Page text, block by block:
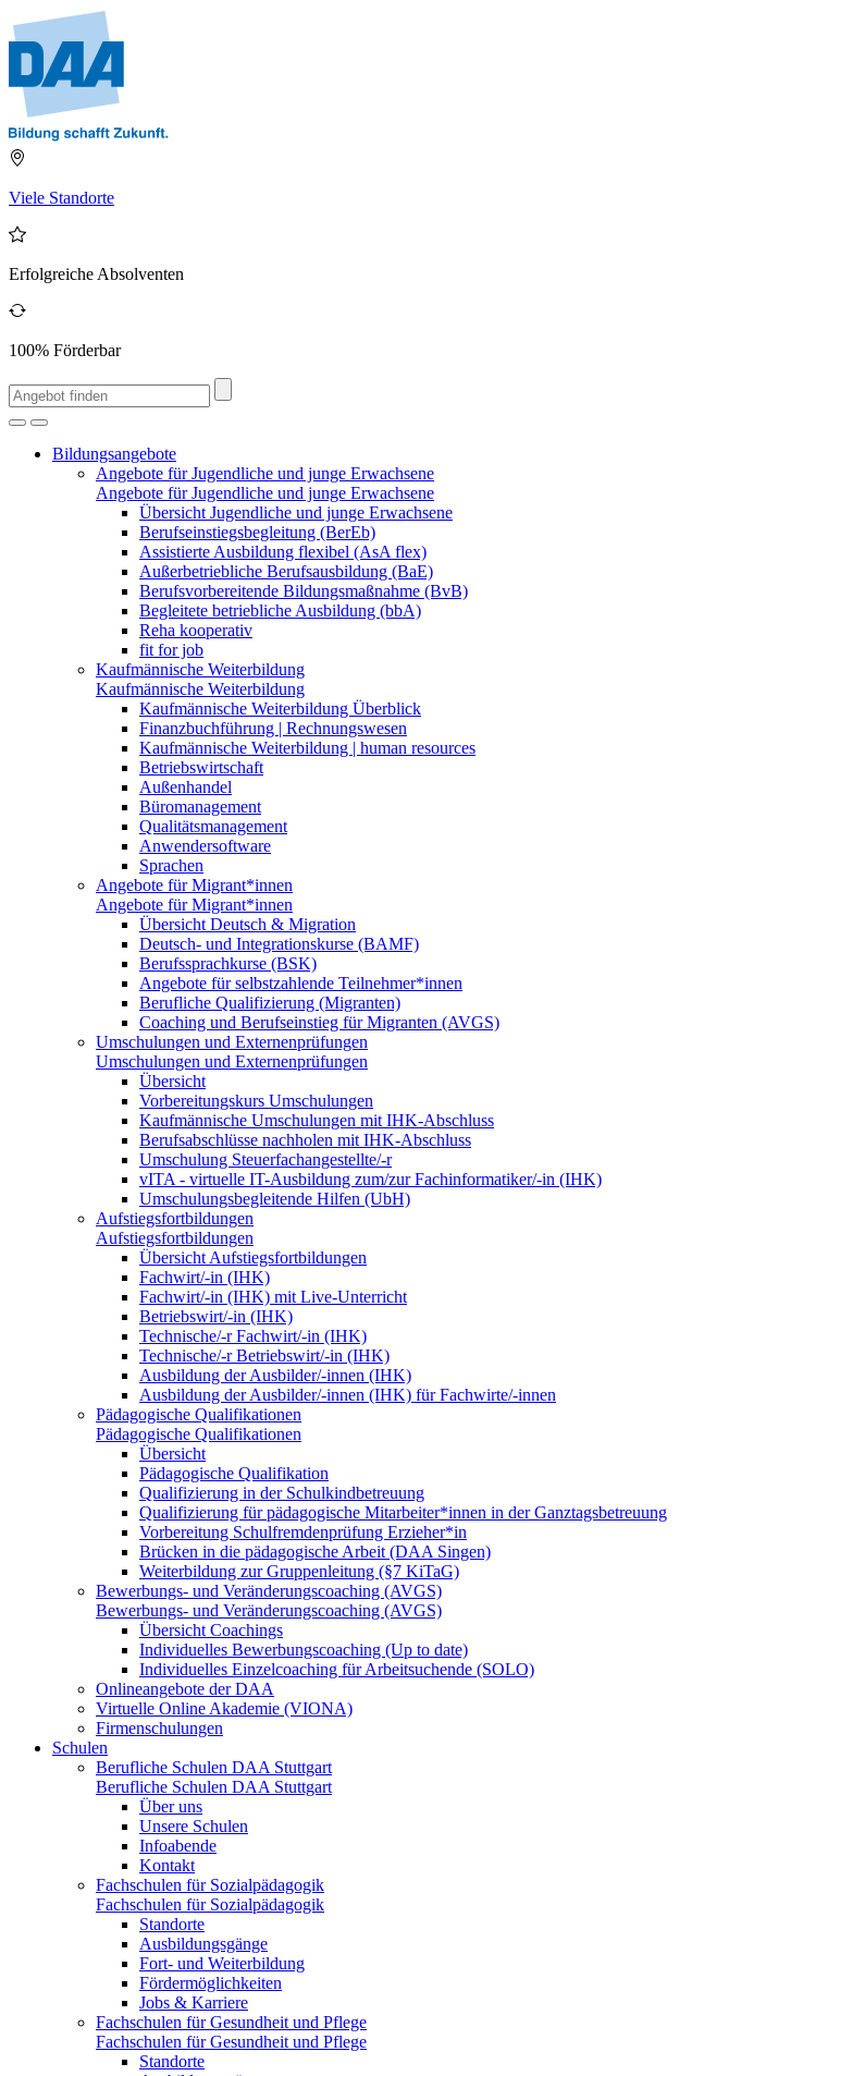
Viele Standorte
Erfolgreiche Absolventen
100% Förderbar
Bildungsangebote
Angebote für Jugendliche und junge Erwachsene
Angebote für Jugendliche und junge Erwachsene
Übersicht Jugendliche und junge Erwachsene
Berufseinstiegsbegleitung (BerEb)
Assistierte Ausbildung flexibel (AsA flex)
Außerbetriebliche Berufsausbildung (BaE)
Berufsvorbereitende Bildungsmaßnahme (BvB)
Begleitete betriebliche Ausbildung (bbA)
Reha kooperativ
fit for job
Kaufmännische Weiterbildung
Kaufmännische Weiterbildung
Kaufmännische Weiterbildung Überblick
Finanzbuchführung | Rechnungswesen
Kaufmännische Weiterbildung | human resources
Betriebswirtschaft
Außenhandel
Büromanagement
Qualitätsmanagement
Anwendersoftware
Sprachen
Angebote für Migrant*innen
Angebote für Migrant*innen
Übersicht Deutsch & Migration
Deutsch- und Integrationskurse (BAMF)
Berufssprachkurse (BSK)
Angebote für selbstzahlende Teilnehmer*innen
Berufliche Qualifizierung (Migranten)
Coaching und Berufseinstieg für Migranten (AVGS)
Umschulungen und Externenprüfungen
Umschulungen und Externenprüfungen
Übersicht
Vorbereitungskurs Umschulungen
Kaufmännische Umschulungen mit IHK-Abschluss
Berufsabschlüsse nachholen mit IHK-Abschluss
Umschulung Steuerfachangestellte/-r
vITA - virtuelle IT-Ausbildung zum/zur Fachinformatiker/-in (IHK)
Umschulungsbegleitende Hilfen (UbH)
Aufstiegsfortbildungen
Aufstiegsfortbildungen
Übersicht Aufstiegsfortbildungen
Fachwirt/-in (IHK)
Fachwirt/-in (IHK) mit Live-Unterricht
Betriebswirt/-in (IHK)
Technische/-r Fachwirt/-in (IHK)
Technische/-r Betriebswirt/-in (IHK)
Ausbildung der Ausbilder/-innen (IHK)
Ausbildung der Ausbilder/-innen (IHK) für Fachwirte/-innen
Pädagogische Qualifikationen
Pädagogische Qualifikationen
Übersicht
Pädagogische Qualifikation
Qualifizierung in der Schulkindbetreuung
Qualifizierung für pädagogische Mitarbeiter*innen in der Ganztagsbetreuung
Vorbereitung Schulfremdenprüfung Erzieher*in
Brücken in die pädagogische Arbeit (DAA Singen)
Weiterbildung zur Gruppenleitung (§7 KiTaG)
Bewerbungs- und Veränderungscoaching (AVGS)
Bewerbungs- und Veränderungscoaching (AVGS)
Übersicht Coachings
Individuelles Bewerbungscoaching (Up to date)
Individuelles Einzelcoaching für Arbeitsuchende (SOLO)
Onlineangebote der DAA
Virtuelle Online Akademie (VIONA)
Firmenschulungen
Schulen
Berufliche Schulen DAA Stuttgart
Berufliche Schulen DAA Stuttgart
Über uns
Unsere Schulen
Infoabende
Kontakt
Fachschulen für Sozialpädagogik
Fachschulen für Sozialpädagogik
Standorte
Ausbildungsgänge
Fort- und Weiterbildung
Fördermöglichkeiten
Jobs & Karriere
Fachschulen für Gesundheit und Pflege
Fachschulen für Gesundheit und Pflege
Standorte